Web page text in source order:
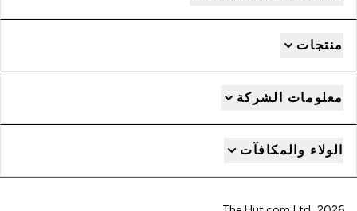
منتجات
معلومات الشركة
الولاء والمكافآت